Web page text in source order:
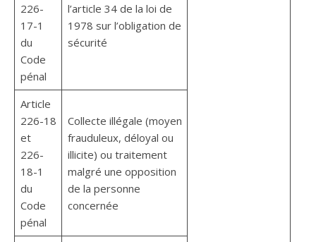
226-
17-1
du
Code
pénal
l’article 34 de la loi de
1978 sur l’obligation de
sécurité
Article
226-18
et
226-
18-1
du
Code
pénal
Collecte illégale (moyen
frauduleux, déloyal ou
illicite) ou traitement
malgré une opposition
de la personne
concernée